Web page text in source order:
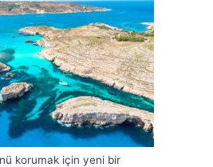
korumak için yeni bir